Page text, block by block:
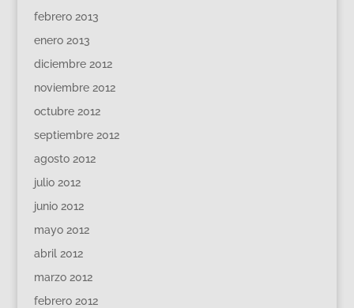
febrero 2013
enero 2013
diciembre 2012
noviembre 2012
octubre 2012
septiembre 2012
agosto 2012
julio 2012
junio 2012
mayo 2012
abril 2012
marzo 2012
febrero 2012